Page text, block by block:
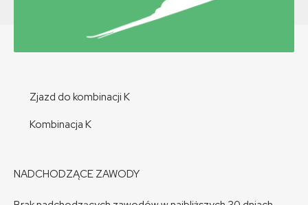
Zjazd do kombinacji K
Kombinacja K
NADCHODZĄCE ZAWODY